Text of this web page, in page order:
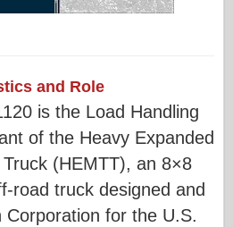
and Role
is the Load Handling
of the Heavy Expanded
(HEMTT), an 8×8
road truck designed and
Corporation for the U.S.